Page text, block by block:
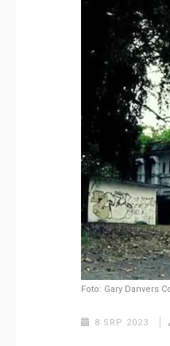
Foto: Gary Danvers
8 SRP 2023